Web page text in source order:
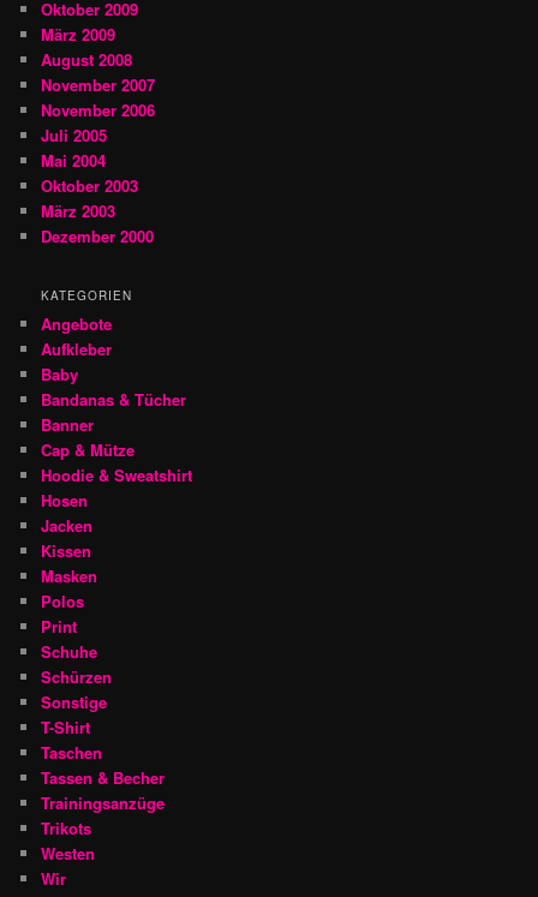
Oktober 2009
März 2009
August 2008
November 2007
November 2006
Juli 2005
Mai 2004
Oktober 2003
März 2003
Dezember 2000
KATEGORIEN
Angebote
Aufkleber
Baby
Bandanas & Tücher
Banner
Cap & Mütze
Hoodie & Sweatshirt
Hosen
Jacken
Kissen
Masken
Polos
Print
Schuhe
Schürzen
Sonstige
T-Shirt
Taschen
Tassen & Becher
Trainingsanzüge
Trikots
Westen
Wir